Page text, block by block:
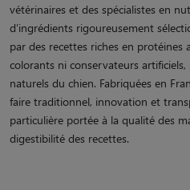
vétérinaires et des spécialistes en
d’ingrédients rigoureusement
par des recettes riches en protéines
colorants ni conservateurs
naturels du chien. Fabriquées en
faire traditionnel, innovation et
particulière portée à la qualité des
digestibilité des recettes.